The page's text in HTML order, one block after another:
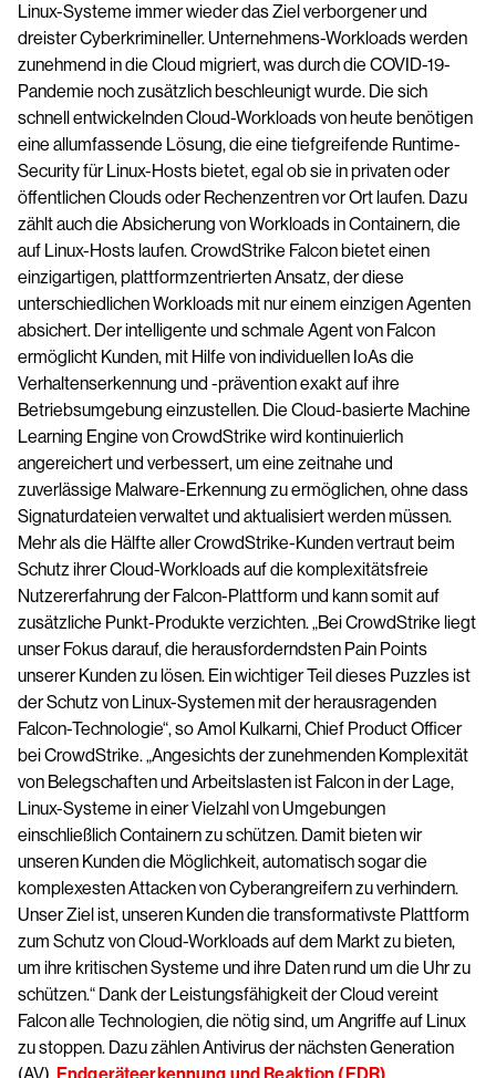
Linux-Systeme immer wieder das Ziel verborgener und
dreister Cyberkrimineller. Unternehmens-Workloads werden
zunehmend in die Cloud migriert, was durch die COVID-19-
Pandemie noch zusätzlich beschleunigt wurde. Die sich
schnell entwickelnden Cloud-Workloads von heute benötigen
eine allumfassende Lösung, die eine tiefgreifende Runtime-
Security für Linux-Hosts bietet, egal ob sie in privaten oder
öffentlichen Clouds oder Rechenzentren vor Ort laufen. Dazu
zählt auch die Absicherung von Workloads in Containern, die
auf Linux-Hosts laufen. CrowdStrike Falcon bietet einen
einzigartigen, plattformzentrierten Ansatz, der diese
unterschiedlichen Workloads mit nur einem einzigen Agenten
absichert. Der intelligente und schmale Agent von Falcon
ermöglicht Kunden, mit Hilfe von individuellen IoAs die
Verhaltenserkennung und -prävention exakt auf ihre
Betriebsumgebung einzustellen. Die Cloud-basierte Machine
Learning Engine von CrowdStrike wird kontinuierlich
angereichert und verbessert, um eine zeitnahe und
zuverlässige Malware-Erkennung zu ermöglichen, ohne dass
Signaturdateien verwaltet und aktualisiert werden müssen.
Mehr als die Hälfte aller CrowdStrike-Kunden vertraut beim
Schutz ihrer Cloud-Workloads auf die komplexitätsfreie
Nutzererfahrung der Falcon-Plattform und kann somit auf
zusätzliche Punkt-Produkte verzichten. „Bei CrowdStrike liegt
unser Fokus darauf, die herausforderndsten Pain Points
unserer Kunden zu lösen. Ein wichtiger Teil dieses Puzzles ist
der Schutz von Linux-Systemen mit der herausragenden
Falcon-Technologie“, so Amol Kulkarni, Chief Product Officer
bei CrowdStrike. „Angesichts der zunehmenden Komplexität
von Belegschaften und Arbeitslasten ist Falcon in der Lage,
Linux-Systeme in einer Vielzahl von Umgebungen
einschließlich Containern zu schützen. Damit bieten wir
unseren Kunden die Möglichkeit, automatisch sogar die
komplexesten Attacken von Cyberangreifern zu verhindern.
Unser Ziel ist, unseren Kunden die transformativste Plattform
zum Schutz von Cloud-Workloads auf dem Markt zu bieten,
um ihre kritischen Systeme und ihre Daten rund um die Uhr zu
schützen.“ Dank der Leistungsfähigkeit der Cloud vereint
Falcon alle Technologien, die nötig sind, um Angriffe auf Linux
zu stoppen. Dazu zählen Antivirus der nächsten Generation